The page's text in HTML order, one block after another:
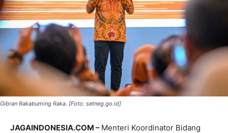
Gibran Rakabuming Raka. [Foto: setneg.go.id]
JAGAINDONESIA.COM – Menteri Koordinator Bidang